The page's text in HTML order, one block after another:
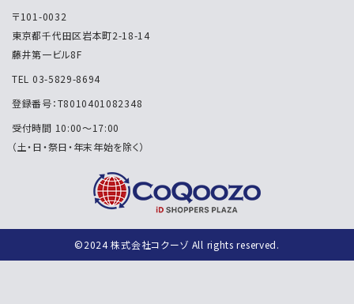
〒101-0032
東京都千代田区岩本町2-18-14
藤井第一ビル8F
TEL 03-5829-8694
登録番号：T8010401082348
受付時間 10:00～17:00
（土・日・祭日・年末年始を除く）
©2024 株式会社コクーゾ All rights reserved.